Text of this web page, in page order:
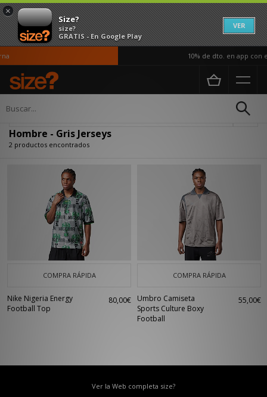
×
Size?
size?
GRATIS - En Google Play
VER
10% de dto. en app con
Página principal
Hombre - Gris Jerseys
2 productos encontrados
COMPRA RÁPIDA
Nike Nigeria Energy
Football Top
80,00€
COMPRA RÁPIDA
Umbro Camiseta
Sports Culture Boxy
Football
55,00€
Ver la Web completa size?